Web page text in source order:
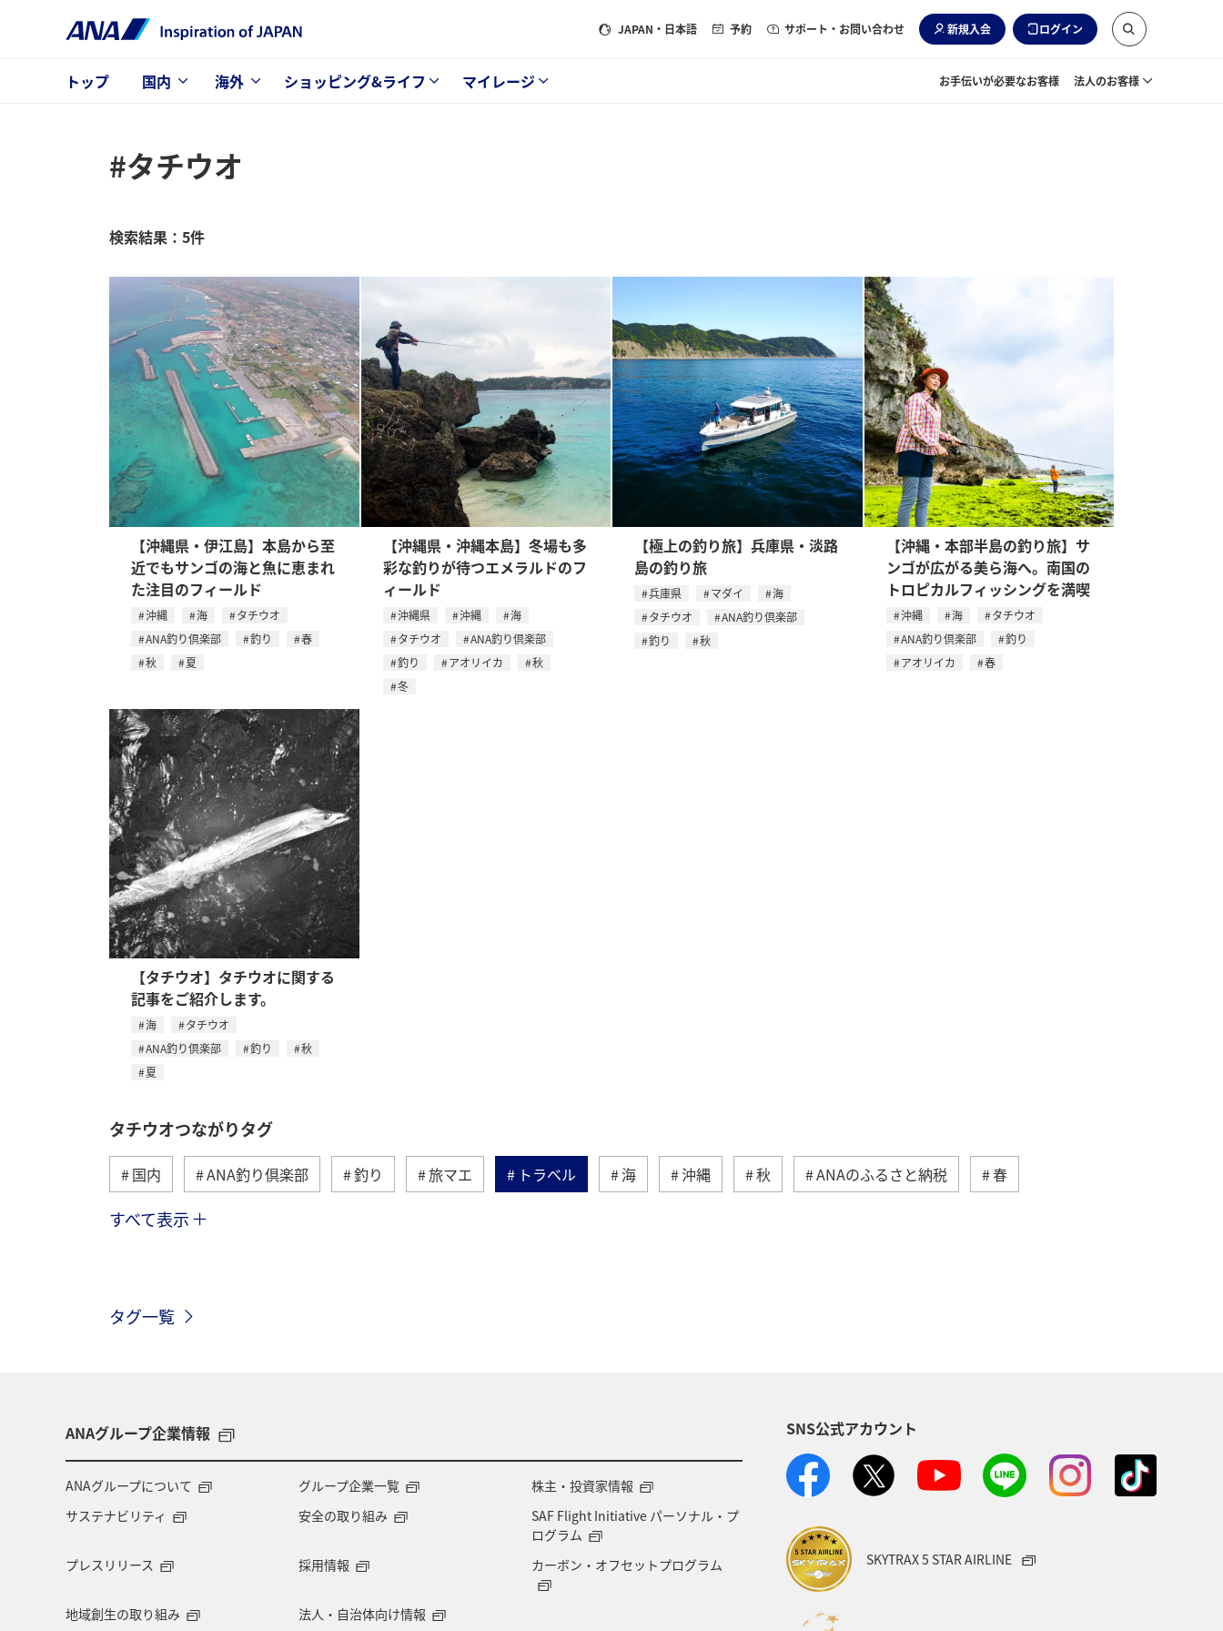
JAPAN ・日本語 予約 サポート・お問い合わせ 新規入会 ログイン
トップ 国内 海外 ショッピング&ライフ マイレージ お手伝いが必要なお客様 法人のお客様
#タチウオ
検索結果：5件
【沖縄県・伊江島】本島から至
近でもサンゴの海と魚に恵まれ
た注目のフィールド
沖縄 海
タチウオ
ANA釣り倶楽部
釣り
春
秋
夏
【沖縄県・沖縄本島】冬場も多
彩な釣りが待つエメラルドのフ
ィールド
沖縄県 沖縄
海
タチウオ
ANA釣り倶楽部
釣り
アオリイカ
秋
冬
【極上の釣り旅】兵庫県・淡路
島の釣り旅
兵庫県 マダイ
海
タチウオ
ANA釣り倶楽部
釣り
秋
【沖縄・本部半島の釣り旅】サ
ンゴが広がる美ら海へ。南国の
トロピカルフィッシングを満喫
沖縄 海
タチウオ
ANA釣り倶楽部
釣り
アオリイカ
春
【タチウオ】タチウオに関する
記事をご紹介します。
海
タチウオ
ANA釣り倶楽部
釣り
秋
夏
タチウオつながりタグ
国内 ANA釣り倶楽部 釣り 旅マエ トラベル 海 沖縄 秋 ANAのふるさと納税 春
夏 沖縄県
すべて表示
タグ一覧
ANAグループ企業情報
ANAグループについて グループ企業一覧
株主・投資家情報
サステナビリティ
安全の取り組み
SAF Flight Initiative パーソナル・プ
ログラム
プレスリリース
採用情報 カーボン・オフセットプログラム
地域創生の取り組み 法人・自治体向け情報
SNS公式アカウント
SKYTRAX 5 STAR AIRLINE